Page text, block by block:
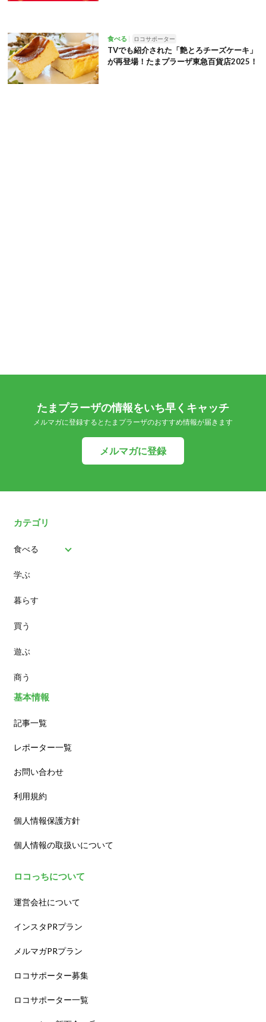
食べる ロコサポーター
TVでも紹介された「艶とろチーズケーキ」
が再登場！たまプラーザ東急百貨店2025！
たまプラーザの情報をいち早くキャッチ
メルマガに登録するとたまプラーザのおすすめ情報が届きます
メルマガに登録
カテゴリ
食べる
パン
スイーツ
ランチ
カフェ
学ぶ
暮らす
買う
遊ぶ
商う
基本情報
記事一覧
レポーター一覧
お問い合わせ
利用規約
個人情報保護方針
個人情報の取扱いについて
ロコっちについて
運営会社について
インスタPRプラン
メルマガPRプラン
ロコサポーター募集
ロコサポーター一覧